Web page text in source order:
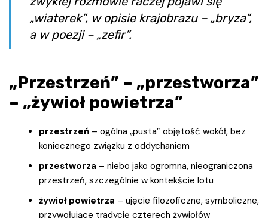
„wiaterek”, w opisie krajobrazu – „bryza”,
a w poezji – „zefir”.
„Przestrzeń” – „przestworza”
– „żywioł powietrza”
przestrzeń – ogólna „pusta” objętość wokół, bez
koniecznego związku z oddychaniem
przestworza – niebo jako ogromna, nieograniczona
przestrzeń, szczególnie w kontekście lotu
żywioł powietrza – ujęcie filozoficzne, symboliczne,
przywołujące tradycję czterech żywiołów